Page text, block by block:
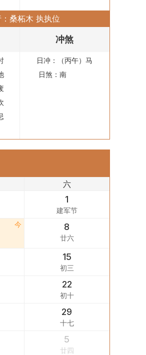
桑柘木 执执位
冲煞
日冲：（丙午）马
日煞：南
六
1
建军节
8
廿六
15
初三
22
初十
29
十七
5
廿四